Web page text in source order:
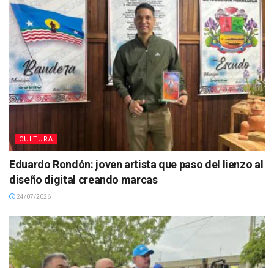
CULTURA
Eduardo Rondón: joven artista que paso del lienzo al
diseño digital creando marcas
24/07/2026